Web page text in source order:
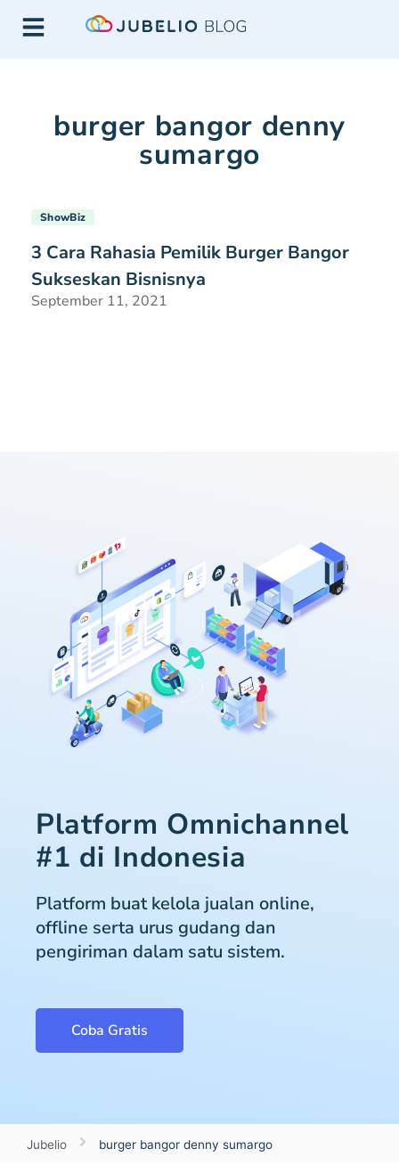
burger bangor denny
sumargo
ShowBiz
3 Cara Rahasia Pemilik Burger Bangor
Sukseskan Bisnisnya
September 11, 2021
Platform Omnichannel
#1 di Indonesia
Platform buat kelola jualan online,
offline serta urus gudang dan
pengiriman dalam satu sistem.
Coba Gratis
Jubelio burger bangor denny sumargo